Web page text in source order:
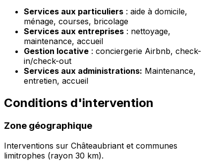
Services aux particuliers : aide à domicile,
ménage, courses, bricolage
Services aux entreprises : nettoyage,
maintenance, accueil
Gestion locative : conciergerie Airbnb, check-
in/check-out
Services aux administrations: Maintenance,
entretien, accueil
Conditions d'intervention
Zone géographique
Interventions sur Châteaubriant et communes
limitrophes (rayon 30 km).